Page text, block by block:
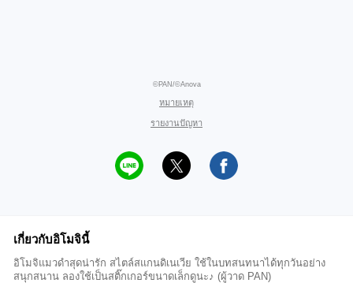
©PAN/©Anova
หมายเหตุ
รายงานปัญหา
เกี่ยวกับอิโมจินี้
อิโมจิแมวดำสุดน่ารัก สไตล์สแกนดิเนเวีย ใช้ในบทสนทนาได้ทุกวันอย่าง
สนุกสนาน ลองใช้เป็นสติ๊กเกอร์ขนาดเล็กดูนะ♪ (ผู้วาด PAN)